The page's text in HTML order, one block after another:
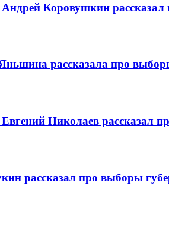
Коровушкин
рассказала про
Николаев рассказал
рассказал про выборы